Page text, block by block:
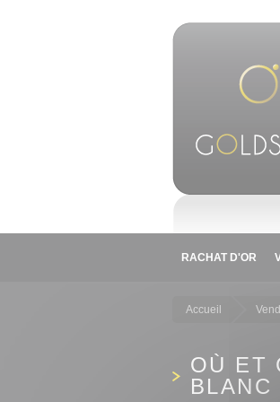
RACHAT D'OR
Accueil
OÙ ET
BLANC